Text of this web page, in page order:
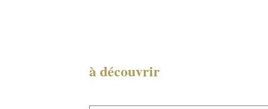
à découvrir